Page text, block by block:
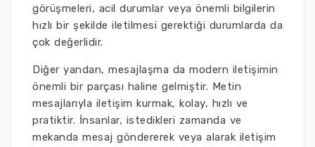
görüşmeleri, acil durumlar veya önemli bilgilerin
hızlı bir şekilde iletilmesi gerektiği durumlarda da
çok değerlidir.
Diğer yandan, mesajlaşma da modern iletişimin
önemli bir parçası haline gelmiştir. Metin
mesajlarıyla iletişim kurmak, kolay, hızlı ve
pratiktir. İnsanlar, istedikleri zamanda ve
mekanda mesaj göndererek veya alarak iletişim